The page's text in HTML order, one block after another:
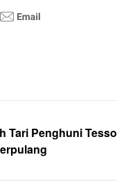
Tari Penghuni Tesso